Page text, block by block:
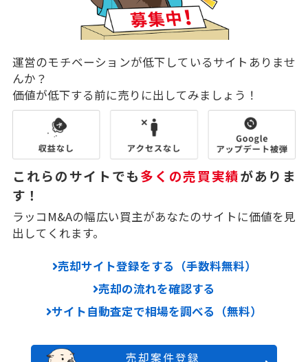
運営のモチベーションが低下しているサイトありませ
んか？
価値が低下する前に売りに出してみましょう！
これらのサイトでも多くの売買実績がありま
す！
ラッコM&Aの幅広い買主があなたのサイトに価値を見
出してくれます。
売却サイト登録をする（手数料無料）
売却の流れを確認する
サイト自動査定で相場を調べる（無料）
売却案件登録